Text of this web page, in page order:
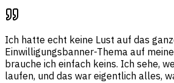
Ich hatte echt keine Lust auf das
Einwilligungsbanner-Thema auf
brauche ich einfach keins. Ich sehe,
laufen, und das war eigentlich alles,